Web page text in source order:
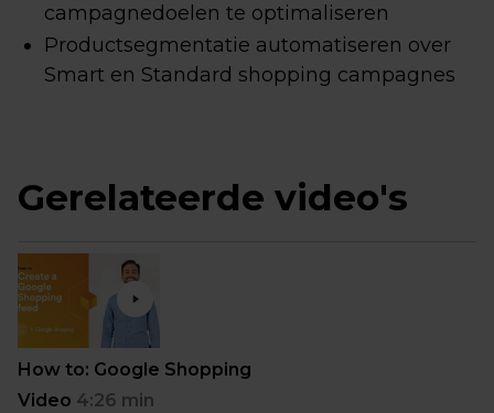
campagnedoelen te optimaliseren
Productsegmentatie automatiseren over
Smart en Standard shopping campagnes
Gerelateerde video's
How to: Google Shopping
Video 4:26 min